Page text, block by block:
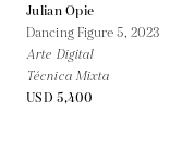
Julian Opie
Dancing Figure 5, 2023
Arte Digital
Técnica Mixta
USD 5,400